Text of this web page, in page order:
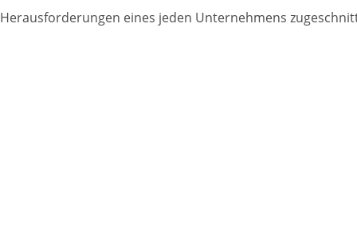
Herausforderungen eines jeden Unternehmens